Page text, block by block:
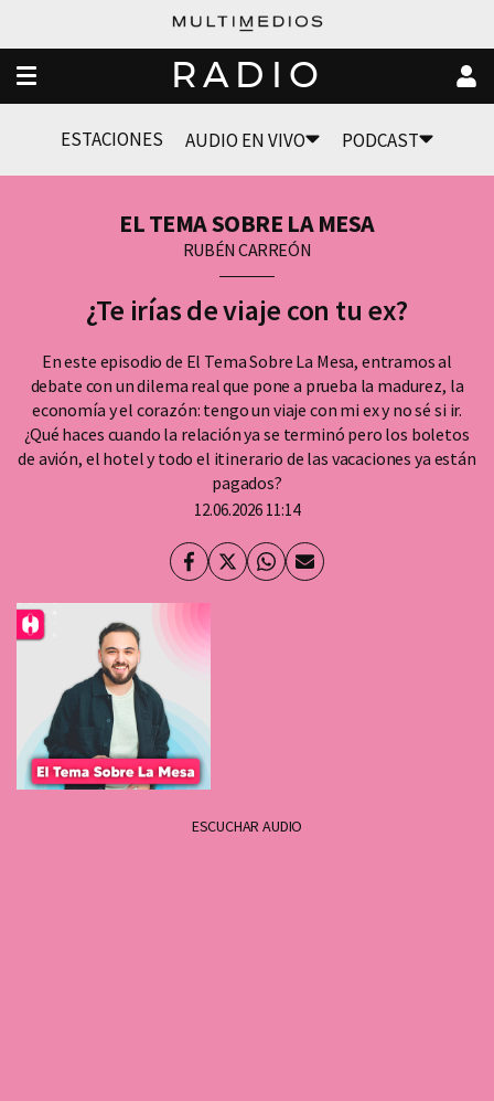
RADIO
ESTACIONES AUDIO EN VIVO PODCAST
EL TEMA SOBRE LA MESA
RUBÉN CARREÓN
¿Te irías de viaje con tu ex?
En este episodio de El Tema Sobre La Mesa, entramos al
debate con un dilema real que pone a prueba la madurez, la
economía y el corazón: tengo un viaje con mi ex y no sé si ir.
​¿Qué haces cuando la relación ya se terminó pero los boletos
de avión, el hotel y todo el itinerario de las vacaciones ya están
pagados?
12.06.2026 11:14
Facebook
TwitterWhatsapp
Enviar
ESCUCHAR AUDIO